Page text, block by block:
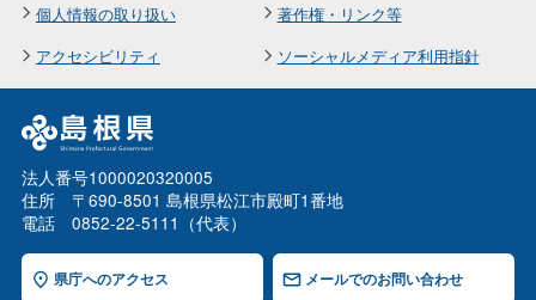
個人情報の取り扱い
著作権・リンク等
アクセシビリティ
ソーシャルメディア利用指針
法人番号1000020320005
住所 〒690-8501 島根県松江市殿町1番地
電話 0852-22-5111（代表）
県庁へのアクセス メールでのお問い合わせ